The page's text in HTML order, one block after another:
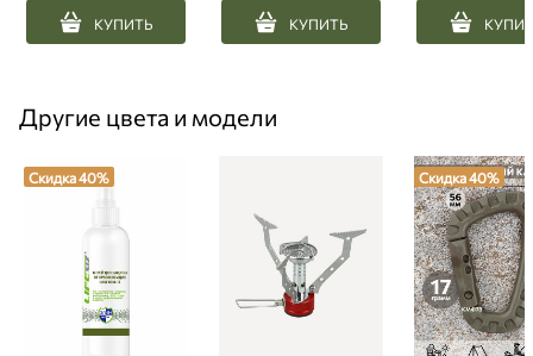
КУПИТЬ КУПИТЬ
Другие цвета и модели
Скидка 40% Скидка 40%